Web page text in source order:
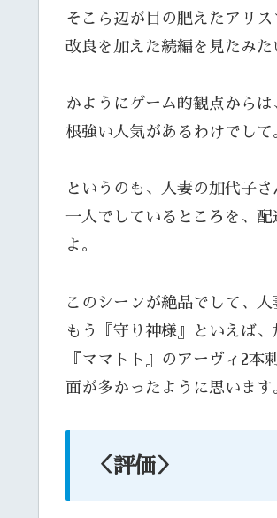
そこら辺が目の肥えたアリ
改良を加えた続編を見たみ
かようにゲーム的観点から
根強い人気があるわけでして
というのも、人妻の加代子
一人でしているところを、
よ。
このシーンが絶品でして、
もう『守り神様』といえば
『ママトト』のアーヴィ2
面が多かったように思います
＜評価＞